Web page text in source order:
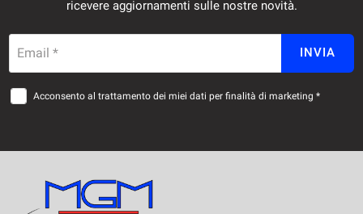
ricevere aggiornamenti sulle nostre novità.
Email * INVIA
Acconsento al trattamento dei miei dati per finalità di marketing *